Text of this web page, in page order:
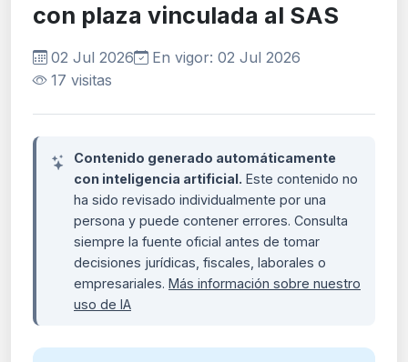
con plaza vinculada al SAS
02 Jul 2026
En vigor: 02 Jul 2026
17 visitas
Contenido generado automáticamente
con inteligencia artificial. Este contenido no
ha sido revisado individualmente por una
persona y puede contener errores. Consulta
siempre la fuente oficial antes de tomar
decisiones jurídicas, fiscales, laborales o
empresariales. Más información sobre nuestro
uso de IA